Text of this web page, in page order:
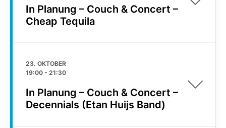
In Planung – Couch & Concert –
Cheap Tequila
23. OKTOBER
19:00 - 21:30
In Planung – Couch & Concert –
Decennials (Etan Huijs Band)